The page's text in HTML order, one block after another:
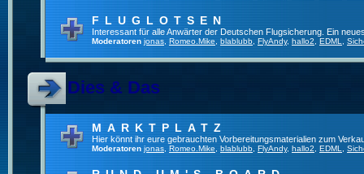
FLUGLOTSEN
Interessant für alle Anwärter der Deutschen Flugsicherung. Ein
Moderatoren jonas Romeo.Mike blablubb FlyAndy, hallo2 EDML
Dies & Das
MARKTPLATZ
Hier könnt ihr eure gebrauchten Vorbereitungsmaterialien zum
Moderatoren jonas Romeo.Mike blablubb FlyAndy, hallo2 EDML